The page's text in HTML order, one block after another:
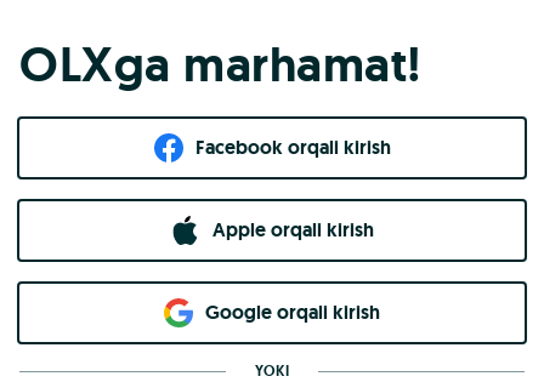
OLXga marhamat!
Facebook orqali kirish​
Apple orqali kirish
Goo​g​le orqali kirish
YOKI